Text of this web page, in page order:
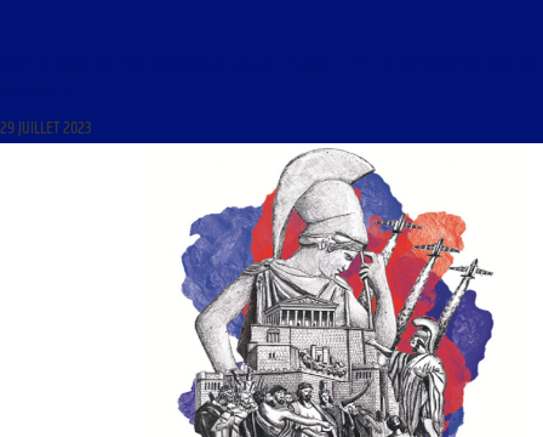
29 JUILLET 2023